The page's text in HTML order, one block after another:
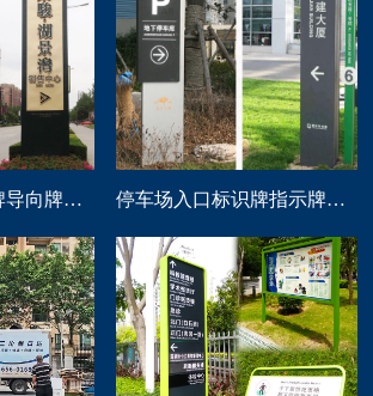
地产售楼处标识牌导向牌精神堡垒制作 停车场入口标识牌指示牌导向牌定做